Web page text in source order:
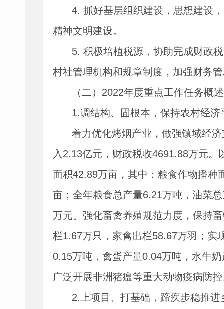
4. 抓好基层组织建设，思想建设
精神文明建设。
5. 积极培植税源，协助完成财政
村社管理机构和规章制度，加强财务
（二） 2022年度重点工作任务概述
1.调结构、固根本，保持农村经济
着力优化烤烟产业，做强镇域经
入 2.13亿元，财政税收4691.88万元。
面积42.89万亩，其中：粮食作物播种
亩；全年粮食总产量6.21万吨，油菜
万元。强化畜禽养殖规范力度，保持
栏1.67万只，家禽出栏58.67万羽；实
0.15万吨，禽蛋产量0.04万吨，水牛
广泛开展非洲猪瘟等重大动物疫病防
2. 上项目、打基础，蹄疾步稳推